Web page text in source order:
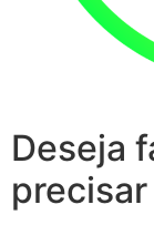
Deseja